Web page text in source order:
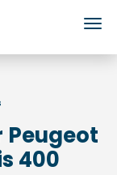
Peugeot
400